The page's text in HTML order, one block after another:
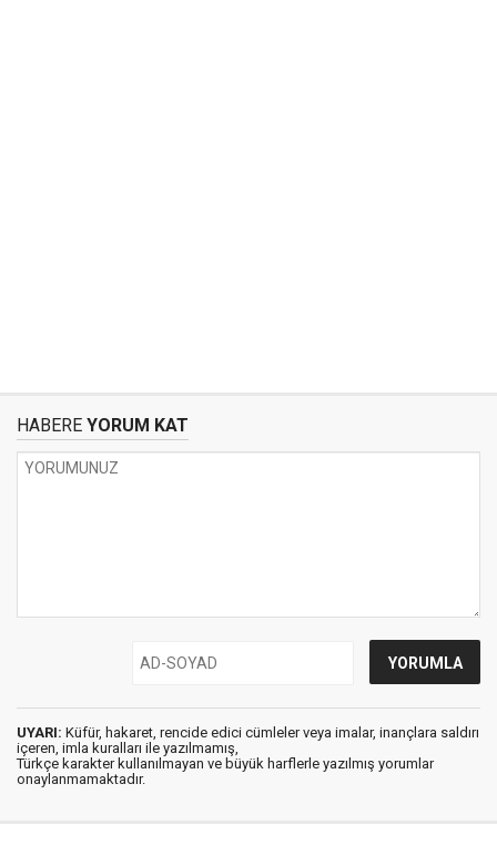
HABERE YORUM KAT
UYARI: Küfür, hakaret, rencide edici cümleler veya imalar, inançlara saldırı
içeren, imla kuralları ile yazılmamış,
Türkçe karakter kullanılmayan ve büyük harflerle yazılmış yorumlar
onaylanmamaktadır.